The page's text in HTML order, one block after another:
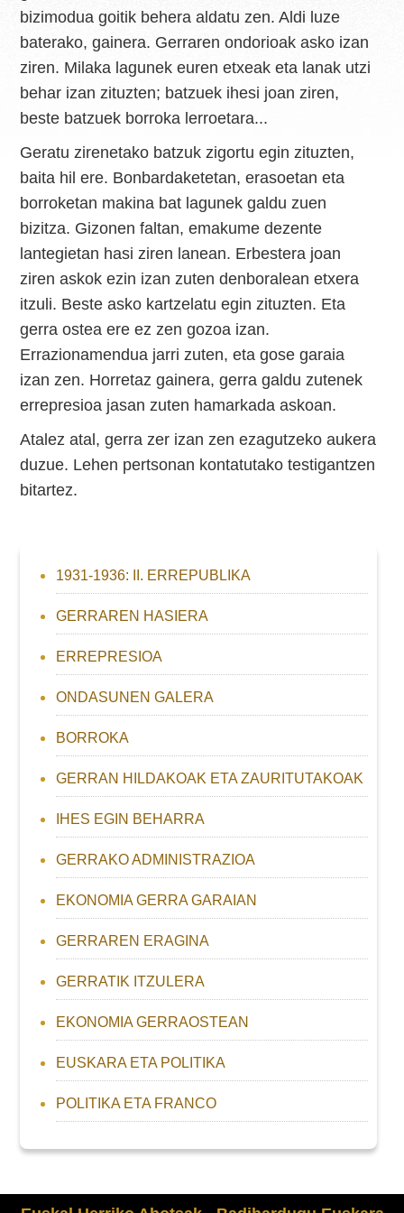
1931-1936: II. ERREPUBLIKA
GERRAREN HASIERA
ERREPRESIOA
ONDASUNEN GALERA
BORROKA
GERRAN HILDAKOAK ETA ZAURITUTAKOAK
IHES EGIN BEHARRA
GERRAKO ADMINISTRAZIOA
EKONOMIA GERRA GARAIAN
GERRAREN ERAGINA
GERRATIK ITZULERA
EKONOMIA GERRAOSTEAN
EUSKARA ETA POLITIKA
POLITIKA ETA FRANCO
bizimodua goitik behera aldatu zen. Aldi luze
baterako, gainera. Gerraren ondorioak asko izan
ziren. Milaka lagunek euren etxeak eta lanak utzi
behar izan zituzten; batzuek ihesi joan ziren,
beste batzuek borroka lerroetara...
Geratu zirenetako batzuk zigortu egin zituzten,
baita hil ere. Bonbardaketetan, erasoetan eta
borroketan makina bat lagunek galdu zuen
bizitza. Gizonen faltan, emakume dezente
lantegietan hasi ziren lanean. Erbestera joan
ziren askok ezin izan zuten denboralean etxera
itzuli. Beste asko kartzelatu egin zituzten. Eta
gerra ostea ere ez zen gozoa izan.
Errazionamendua jarri zuten, eta gose garaia
izan zen. Horretaz gainera, gerra galdu zutenek
errepresioa jasan zuten hamarkada askoan.
Atalez atal, gerra zer izan zen ezagutzeko aukera
duzue. Lehen pertsonan kontatutako testigantzen
bitartez.